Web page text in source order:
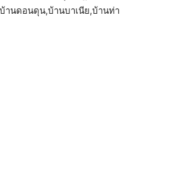
านดอนดุน,บ้านบาเนีย,บ้านท่า